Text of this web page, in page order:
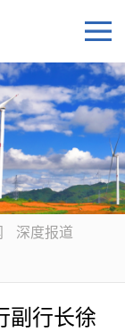
深度报道
副行长徐